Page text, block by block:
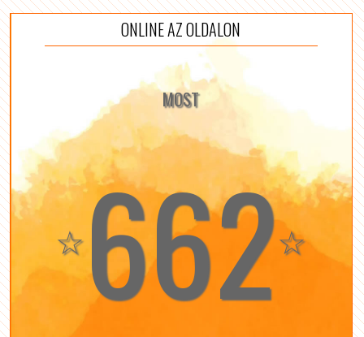
ONLINE AZ OLDALON
MOST
☆662☆